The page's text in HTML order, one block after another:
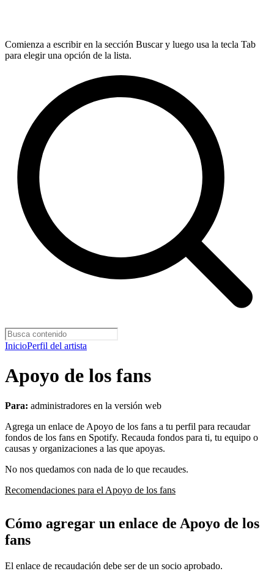
Comienza a escribir en la sección Buscar y luego usa la tecla Tab
para elegir una opción de la lista.
InicioPerfil del artista
Apoyo de los fans
Para: administradores en la versión web
Agrega un enlace de Apoyo de los fans a tu perfil para recaudar
fondos de los fans en Spotify. Recauda fondos para ti, tu equipo o
causas y organizaciones a las que apoyas.
No nos quedamos con nada de lo que recaudes.
Recomendaciones para el Apoyo de los fans
Cómo agregar un enlace de Apoyo de los
fans
El enlace de recaudación debe ser de un socio aprobado.